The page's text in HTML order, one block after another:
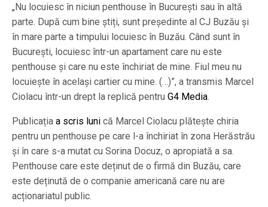
„Nu locuiesc în niciun penthouse în București sau în altă
parte. După cum bine știți, sunt președinte al CJ Buzău și
în mare parte a timpului locuiesc în Buzău. Când sunt în
București, locuiesc într-un apartament care nu este
penthouse și care nu este închiriat de mine. Fiul meu nu
locuiește în același cartier cu mine. (…)”, a transmis Marcel
Ciolacu într-un drept la replică pentru G4 Media.
Publicația a scris luni că Marcel Ciolacu plătește chiria
pentru un penthouse pe care l-a închiriat în zona Herăstrău
și în care s-a mutat cu Sorina Docuz, o apropiată a sa.
Penthouse care este deținut de o firmă din Buzău, care
este deținută de o companie americană care nu are
acționariatul public.